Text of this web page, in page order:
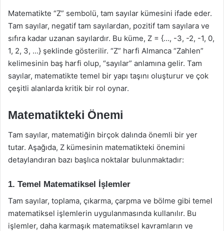
Matematikte “Z” sembolü, tam sayılar kümesini ifade eder.
Tam sayılar, negatif tam sayılardan, pozitif tam sayılara ve
sıfıra kadar uzanan sayılardır. Bu küme, Z = {…, -3, -2, -1, 0,
1, 2, 3, …} şeklinde gösterilir. “Z” harfi Almanca “Zahlen”
kelimesinin baş harfi olup, “sayılar” anlamına gelir. Tam
sayılar, matematikte temel bir yapı taşını oluşturur ve çok
çeşitli alanlarda kritik bir rol oynar.
Matematikteki Önemi
Tam sayılar, matematiğin birçok dalında önemli bir yer
tutar. Aşağıda, Z kümesinin matematikteki önemini
detaylandıran bazı başlıca noktalar bulunmaktadır:
1. Temel Matematiksel İşlemler
Tam sayılar, toplama, çıkarma, çarpma ve bölme gibi temel
matematiksel işlemlerin uygulanmasında kullanılır. Bu
işlemler, daha karmaşık matematiksel kavramların ve